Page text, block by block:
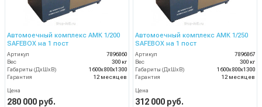
Автомоечный комплекс АМК 1/200
SAFEBOX на 1 пост
Артикул
7896860
Вес
300 кг
Габариты (ДхШхВ)
1600х800х1300
Гарантия
12 месяцев
Цена
280 000 руб.
Автомоечный комплекс АМК 1/250
SAFEBOX на 1 пост
Артикул
7896867
Вес
300 кг
Габариты (ДхШхВ)
1600х800х1300
Гарантия
12 месяцев
Цена
312 000 руб.